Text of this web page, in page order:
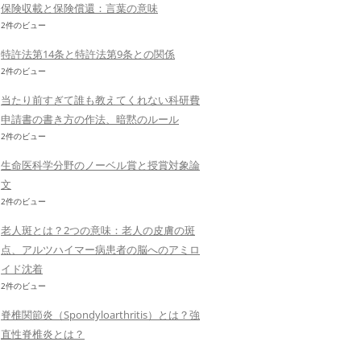
保険収載と保険償還：言葉の意味
2件のビュー
特許法第14条と特許法第9条との関係
2件のビュー
当たり前すぎて誰も教えてくれない科研費
申請書の書き方の作法、暗黙のルール
2件のビュー
生命医科学分野のノーベル賞と授賞対象論
文
2件のビュー
老人斑とは？2つの意味：老人の皮膚の斑
点、アルツハイマー病患者の脳へのアミロ
イド沈着
2件のビュー
脊椎関節炎（Spondyloarthritis）とは？強
直性脊椎炎とは？